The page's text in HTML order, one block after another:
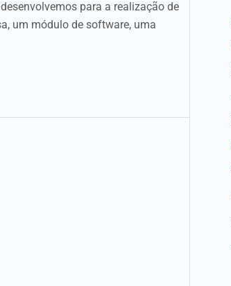
para a realização de
um módulo de software, uma